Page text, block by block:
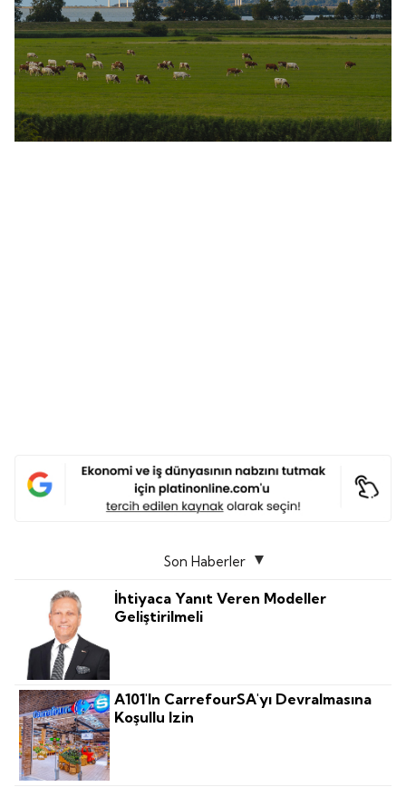
Son Haberler
İhtiyaca Yanıt Veren Modeller
Geliştirilmeli
A101'in CarrefourSA'yı Devralmasına
Koşullu Izin